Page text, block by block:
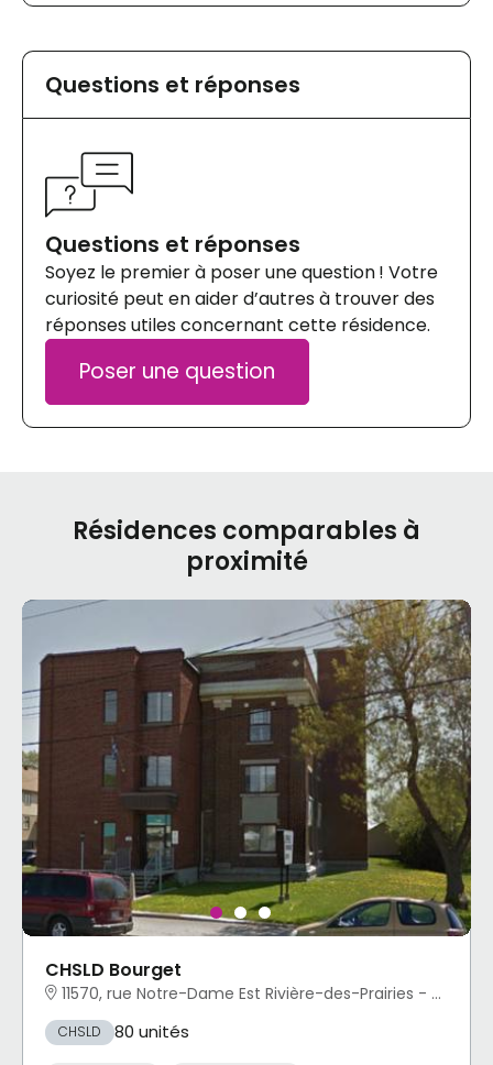
Questions et réponses
Questions et réponses
Soyez le premier à poser une question ! Votre
curiosité peut en aider d’autres à trouver des
réponses utiles concernant cette résidence.
Poser une question
Résidences comparables à
proximité
CHSLD Bourget
11570, rue Notre-Dame Est Rivière-des-Prairies - Pointe-aux-Trembles, Montréal, QC
CHSLD 80 unités